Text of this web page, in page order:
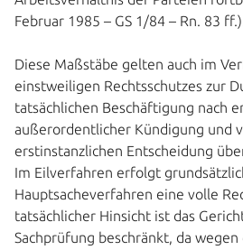
Februar 1985 – GS 1/84 – Rn. 83
Diese Maßstäbe gelten auch im
einstweiligen Rechtsschutzes zur
tatsächlichen Beschäftigung nach
außerordentlicher Kündigung und
erstinstanzlichen Entscheidung
Im Eilverfahren erfolgt
Hauptsacheverfahren eine volle
tatsächlicher Hinsicht ist das
Sachprüfung beschränkt, da